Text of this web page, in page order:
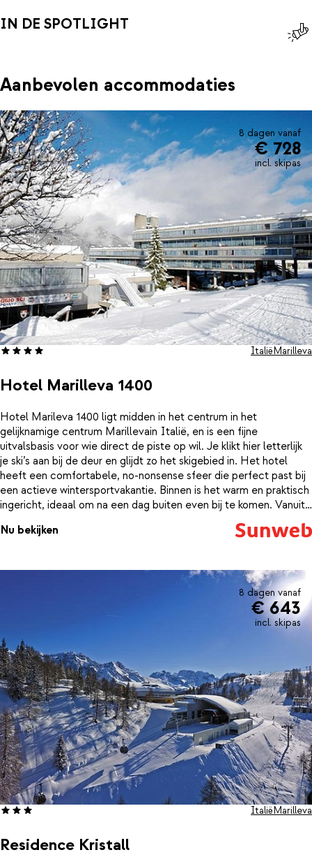
IN DE SPOTLIGHT
Aanbevolen accommodaties
8 dagen vanaf
€ 728
incl. skipas
Hotel Marilleva 1400
ItaliëMarilleva
Hotel Marileva 1400 ligt midden in het centrum in het
gelijknamige centrum Marillevain Italië, en is een fijne
uitvalsbasis voor wie direct de piste op wil. Je klikt hier letterlijk
je ski’s aan bij de deur en glijdt zo het skigebied in. Het hotel
heeft een comfortabele, no-nonsense sfeer die perfect past bij
een actieve wintersportvakantie. Binnen is het warm en praktisch
ingericht, ideaal om na een dag buiten even bij te komen. Vanuit
veel ruimtes kijk je uit op de besneeuwde bergen, terwijl binnen
de rust overheerst.Na het skiën is het heerlijk ontspannen in het
het diner dankzij het halfpension. De bar is een fijne plek voor
een drankje en gezellige gesprekken over de skidag.De ligging is
een groot pluspunt: ski-in/ski-out, direct aan de piste én in het
centrum van Marilleva 1400. Alles wat je nodig hebt ligt dichtbij,
terwijl je volop geniet van het uitgestrekte skigebied van Val di
Sole. Zo voelt elke dag hier als zorgeloos wintersportplezier, van
de eerste afdaling tot de laatste blik op de bergen.
Nu bekijken
8 dagen vanaf
€ 643
incl. skipas
Residence Kristall
ItaliëMarilleva